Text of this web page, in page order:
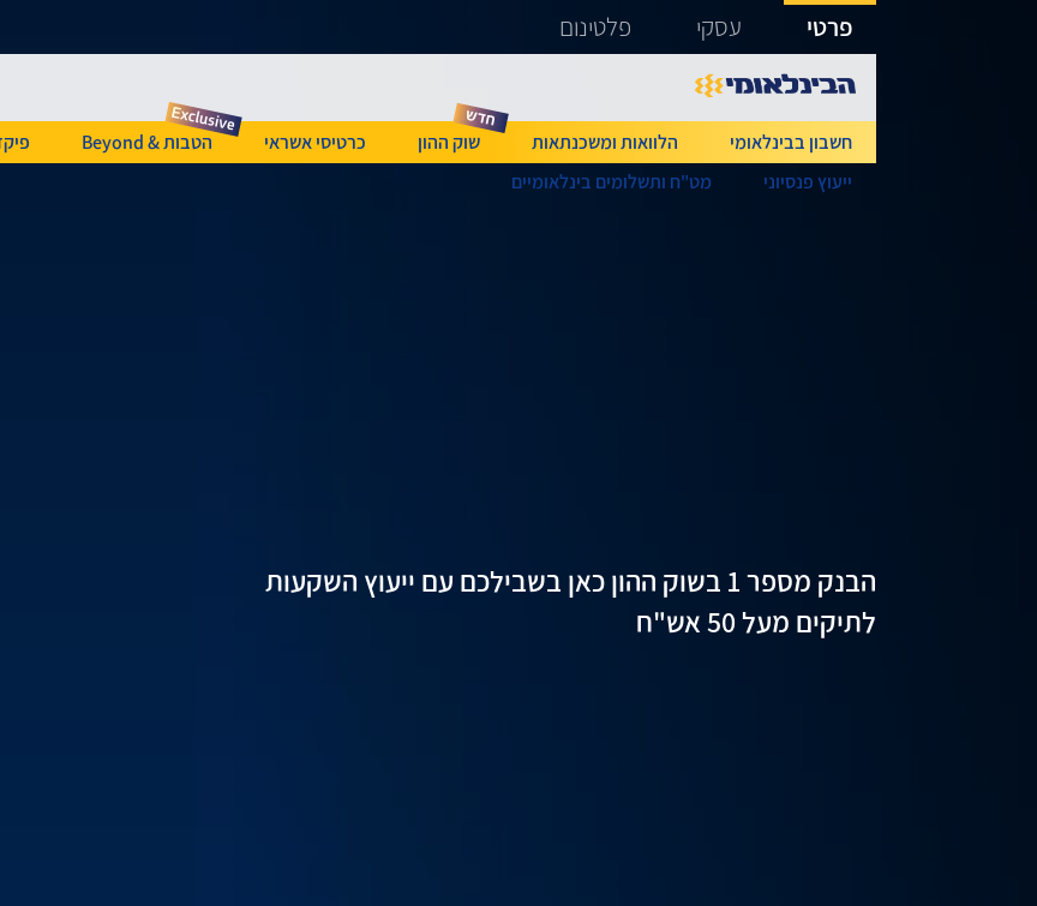
גישה ישירה לכפתור כניסה לחשבונך
פרטי עסקי פלטינום
חשבון בבינלאומי הלוואות ומשכנתאות שוק ההון כרטיסי אשראי הטבות & Beyond
ייעוץ פנסיוני
מט"ח ותשלומים בינלאומיים
הבנק מספר 1 בשוק ההון כאן בשבילכם עם ייעוץ השקעות
לתיקים מעל 50 אש"ח